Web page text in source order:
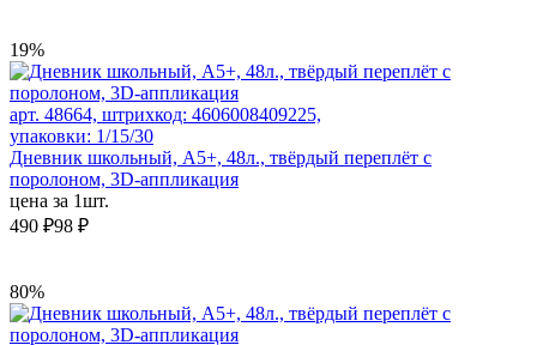
19%
арт. 48664, штрихкод: 4606008409225,
упаковки: 1/15/30
Дневник школьный, А5+, 48л., твёрдый переплёт с
поролоном, 3D-аппликация
цена за 1шт.
490 ₽98 ₽
80%